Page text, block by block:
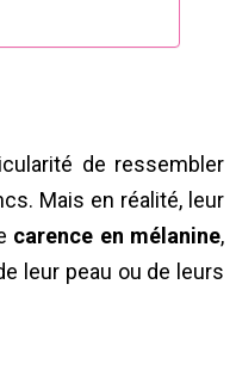
de ressembler
Mais en réalité, leur
carence en mélanine,
leur peau ou de leurs